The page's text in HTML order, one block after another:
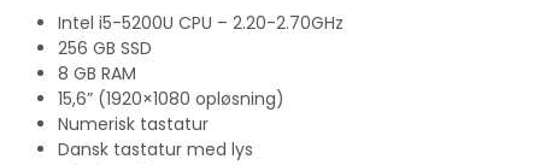
Intel i5-5200U CPU – 2.20-2.70GHz
256 GB SSD
8 GB RAM
15,6” (1920×1080 opløsning)
Numerisk tastatur
Dansk tastatur med lys